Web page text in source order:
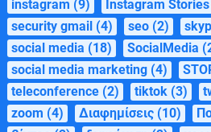
instagram (9) Instagram Stories
security gmail (4) seo (2)
social media (18) SocialMedia
social media marketing (4)
teleconference (2) tiktok (3)
zoom (4) Διαφημίσεις (10)